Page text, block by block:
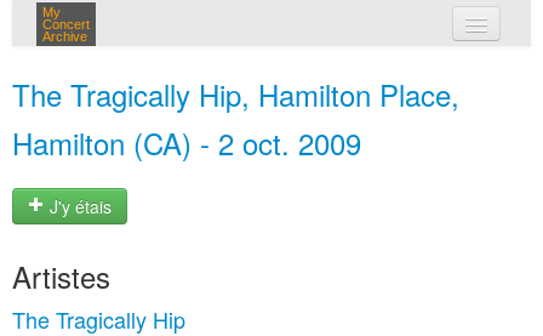
My
Concert
Archive
The Tragically Hip, Hamilton Place,
Hamilton (CA) - 2 oct. 2009
J'y étais
Artistes
The Tragically Hip